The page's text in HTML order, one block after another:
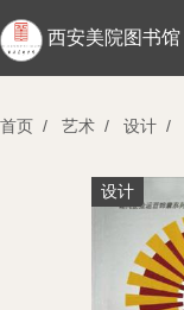
西安美院图书馆
首页 / 艺术 / 设计 /
设计